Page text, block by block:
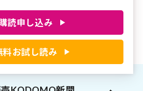
読申し込み
料お試し読み